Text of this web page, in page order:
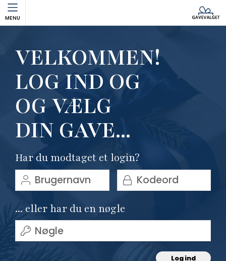
MENU
VELKOMMEN!
LOG IND OG
OG VÆLG
DIN GAVE...
Har du modtaget et login?
... eller har du en nøgle
Log ind